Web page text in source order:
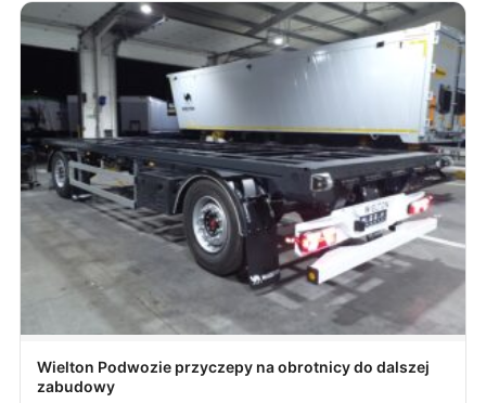
Wielton Podwozie przyczepy na obrotnicy do dalszej
zabudowy